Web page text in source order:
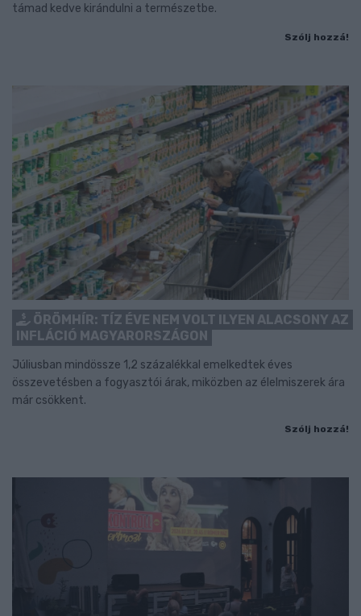
támad kedve kirándulni a természetbe.
Szólj hozzá!
ÖRÖMHÍR: TÍZ ÉVE NEM VOLT ILYEN ALACSONY AZ
INFLÁCIÓ MAGYARORSZÁGON
Júliusban mindössze 1,2 százalékkal emelkedtek éves
összevetésben a fogyasztói árak, miközben az élelmiszerek ára
már csökkent.
Szólj hozzá!